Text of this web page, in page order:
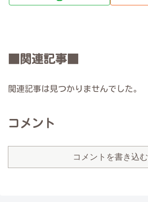
■関連記事■
関連記事は見つかりませんでした。
コメント
コメントを書き込む